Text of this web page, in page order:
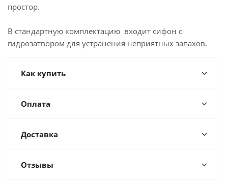
простор.
В стандартную комплектацию входит сифон с
гидрозатвором для устранения неприятных запахов.
Как купить
Оплата
Доставка
Отзывы